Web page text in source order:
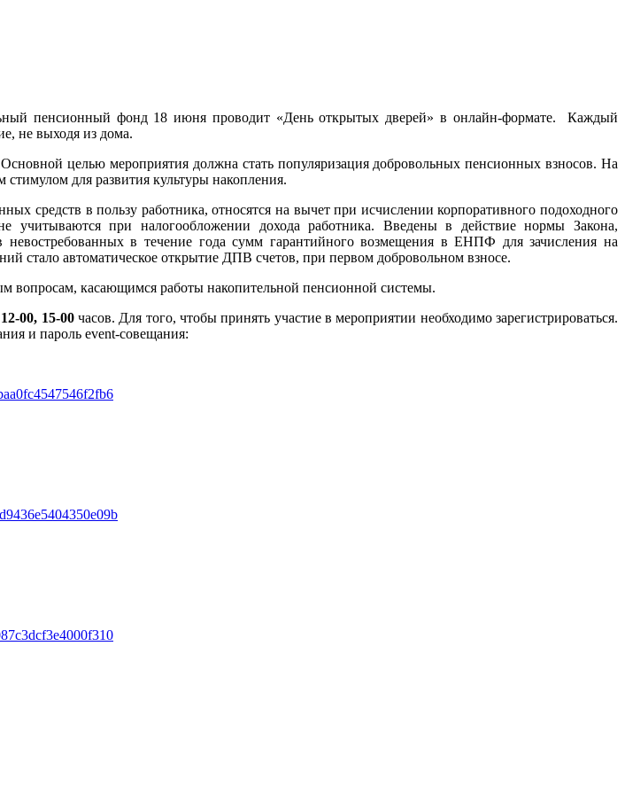
пенсионный фонд 18 июня проводит «День открытых дверей» в онлайн-формате. Каждый
не выходя из дома.
целью мероприятия должна стать популяризация добровольных пенсионных взносов. На
для развития культуры накопления.
средств в пользу работника, относятся на вычет при исчислении корпоративного подоходного
при налогообложении дохода работника. Введены в действие нормы Закона,
невостребованных в течение года сумм гарантийного возмещения в ЕНПФ для зачисления на
стало автоматическое открытие ДПВ счетов, при первом добровольном взносе.
вопросам, касающимся работы накопительной пенсионной системы.
12-00, 15-00часов. Для того, чтобы принять участие в мероприятии необходимо зарегистрироваться.
и пароль event-совещания: